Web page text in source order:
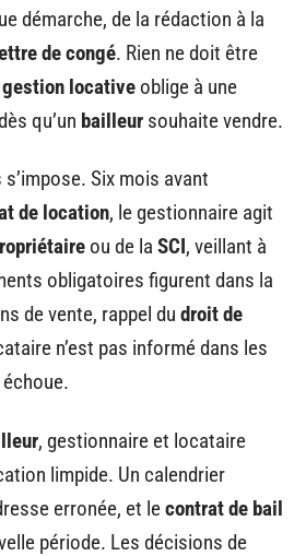
démarche, de la rédaction à la
de congé. Rien ne doit être
gestion locative oblige à une
qu’un bailleur souhaite vendre.
Six mois avant
de location, le gestionnaire agit
ou de la SCI, veillant à
obligatoires figurent dans la
de vente, rappel du droit de
n’est pas informé dans les
, gestionnaire et locataire
limpide. Un calendrier
erronée, et lecontrat de bail
période. Les décisions de